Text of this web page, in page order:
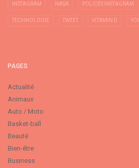
INSTAGRAM NASA POLICES INSTAGRAM
TECHNOLOGIE TWEET VITAMIN D
PAGES
Actualité
Animaux
Auto / Moto
Basket-ball
Beauté
Bien-être
Business